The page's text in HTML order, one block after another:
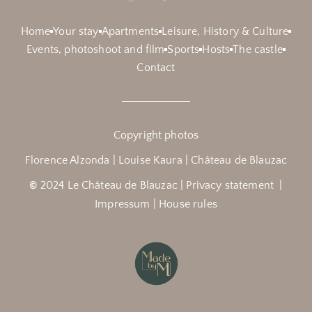
Home Your stay Apartments Leisure, History & Culture
Events, photoshoot and film Sports Hosts The castle
Contact
Copyright photos
Florence Alzonda | Louise Kaura | Château de Blauzac
© 2024 Le Château de Blauzac | Privacy statement
Impressum |
House rules